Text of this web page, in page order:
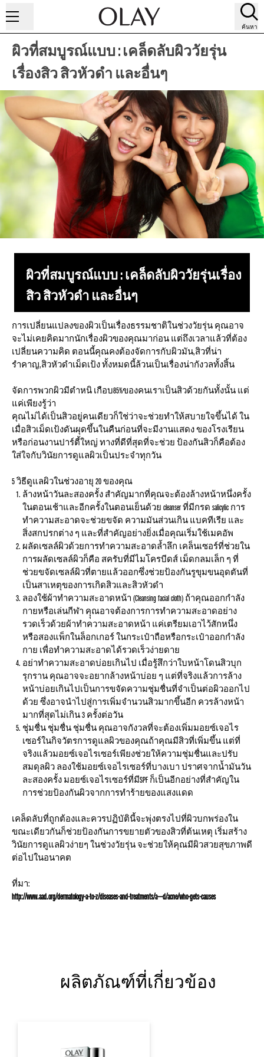
ค้นหา
ผิวที่สมบูรณ์แบบ : เคล็ดลับผิววัยรุ่น
เรื่องสิว สิวหัวดำ และอื่นๆ
ผิวที่สมบูรณ์แบบ : เคล็ดลับผิววัยรุ่นเรื่อง
สิว สิวหัวดำ และอื่นๆ
การเปลี่ยนแปลงของผิวเป็นเรื่องธรรมชาติในช่วงวัยรุ่น คุณอาจ
จะไม่เคยคิดมากนักเรื่องผิวของคุณมาก่อน แต่ถึงเวลาแล้วที่ต้อง
เปลี่ยนความคิด ตอนนี้คุณคงต้องจัดการกับผิวมัน,สิวที่น่า
รำคาญ,สิวหัวดำเม็ดเป้ง ทั้งหมดนี้ล้วนเป็นเรื่องน่ากังวลทั้งสิ้น
จัดการพวกผิวมีตำหนิ เกือบ85%ของคนเราเป็นสิวด้วยกันทั้งนั้น แต่
แค่เพียงรู้ว่า
คุณไม่ได้เป็นสิวอยู่คนเดียวก็ใช่ว่าจะช่วยทำให้สบายใจขึ้นได้ ใน
เมื่อสิวเม็ดเป้งดันผุดขึ้นในคืนก่อนที่จะมีงานแสดง ของโรงเรียน
หรือก่อนงานปาร์ตี้ใหญ่ ทางที่ดีที่สุดที่จะช่วย ป้องกันสิวก็คือต้อง
ใส่ใจกับวินัยการดูแลผิวเป็นประจำทุกวัน
5 วิธีดูแลผิวในช่วงอายุ 20 ของคุณ
ล้างหน้าวันละสองครั้ง สำคัญมากที่คุณจะต้องล้างหน้าหนึ่งครั้ง
ในตอนเช้าและอีกครั้งในตอนเย็นด้วย cleanser ที่มีกรด salicylic การ
ทำความสะอาดจะช่วยขจัด ความมันส่วนเกิน แบคทีเรีย และ
สิ่งสกปรกต่าง ๆ และที่สำคัญอย่างยิ่งเมื่อคุณเริ่มใช้เมคอัพ
ผลัดเซลล์ผิวด้วยการทำความสะอาดล้ำลึก เคล็นเซอร์ที่ช่วยใน
การผลัดเซลล์ผิวก็คือ สครับที่มีไมโครบีดส์ เม็ดกลมเล็ก ๆ ที่
ช่วยขจัดเซลล์ผิวที่ตายแล้วออกซึ่งช่วยป้องกันรูขุมขนอุดตันที่
เป็นสาเหตุของการเกิดสิวและสิวหัวดำ
ลองใช้ผ้าทำความสะอาดหน้า (Cleansing facial cloth) ถ้าคุณออกกำลัง
กายหรือเล่นกีฬา คุุณอาจต้องการการทำความสะอาดอย่าง
รวดเร็วด้วยผ้าทำความสะอาดหน้า แค่เตรียมเอาไว้สักหนึ่ง
หรือสองแพ็กในล็อกเกอร์ ในกระเป๋าถือหรือกระเป๋าออกกำลัง
กาย เพื่อทำความสะอาดได้รวดเร็วง่ายดาย
อย่าทำความสะอาดบ่อยเกินไป เมื่อรู้สึกว่าใบหน้าโดนสิวบุก
รุกราน คุณอาจจะอยากล้างหน้าบ่อย ๆ แต่ที่จริงแล้วการล้าง
หน้าบ่อยเกินไปเป็นการขจัดความชุ่มชื่นที่จำเป็นต่อผิวออกไป
ด้วย ซึ่งอาจนำไปสู่การเพิ่มจำนวนสิวมากขึ้นอีก ควรล้างหน้า
มากที่สุดไม่เกิน 3 ครั้งต่อวัน
ชุ่มชื่น ชุ่มชื่น ชุ่มชื่น คุณอาจกังวลที่จะต้องเพิ่มมอยซ์เจอไร
เซอร์ในกิจวัตรการดูแลผิวของคุณถ้าคุณมีสิวที่เพิ่มขึ้น แต่ที่
จริงแล้วมอยซ์เจอไรเซอร์เพียงช่วยให้ความชุ่มชื่นและปรับ
สมดุลผิว ลองใช้มอยซ์เจอไรเซอร์ที่บางเบา ปราศจากน้ำมันวัน
ละสองครั้ง มอยซ์เจอไรเซอร์ที่มีSPF ก็เป็นอีกอย่างที่สำคัญใน
การช่วยป้องกันผิวจากการทำร้ายของแสงแดด
เคล็ดลับที่ถูกต้องและควรปฏิบัตินี้จะพุ่งตรงไปที่ผิวบกพร่องใน
ขณะเดียวกันก็ช่วยป้องกันการขยายตัวของสิวที่ต้นเหตุ เริ่มสร้าง
วินัยการดูแลผิวง่ายๆ ในช่วงวัยรุ่น จะช่วยให้คุณมีผิวสวยสุขภาพดี
ต่อไปในอนาคต
ที่มา:
http://www.aad.org/dermatology-a-to-z/diseases-and-treatments/a---d/acne/who-gets-causes
ผลิตภัณฑ์ที่เกี่ยวข้อง